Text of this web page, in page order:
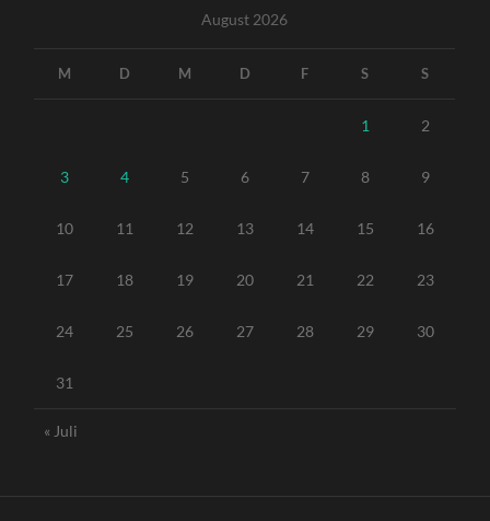
August 2026
M D M D F S S
1 2
3 4 5 6 7 8 9
10 11 12 13 14 15 16
17 18 19 20 21 22 23
24 25 26 27 28 29 30
31
« Juli